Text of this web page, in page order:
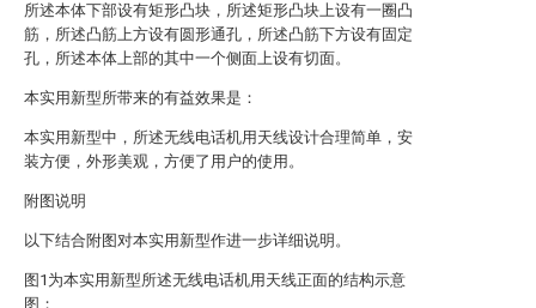
所述本体下部设有矩形凸块，所述矩形凸块上设有一圈凸
筋，所述凸筋上方设有圆形通孔，所述凸筋下方设有固定
孔，所述本体上部的其中一个侧面上设有切面。
本实用新型所带来的有益效果是：
本实用新型中，所述无线电话机用天线设计合理简单，安
装方便，外形美观，方便了用户的使用。
附图说明
以下结合附图对本实用新型作进一步详细说明。
图1为本实用新型所述无线电话机用天线正面的结构示意
图；